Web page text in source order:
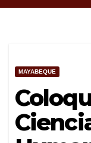
MAYABEQUE